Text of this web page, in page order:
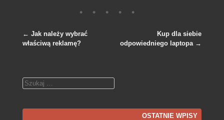
← Jak należy wybrać
właściwą reklamę?
Kup dla siebie
odpowiedniego laptopa →
Szukaj
OSTATNIE WPISY